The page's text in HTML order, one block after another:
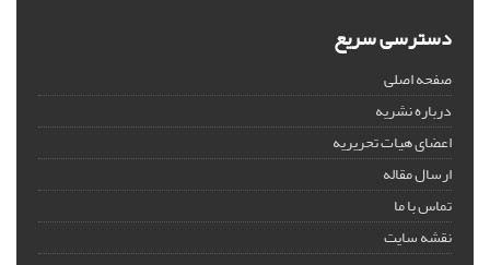
دسترسی سریع
صفحه اصلی
درباره نشریه
اعضای هیات تحریریه
ارسال مقاله
تماس با ما
نقشه سایت